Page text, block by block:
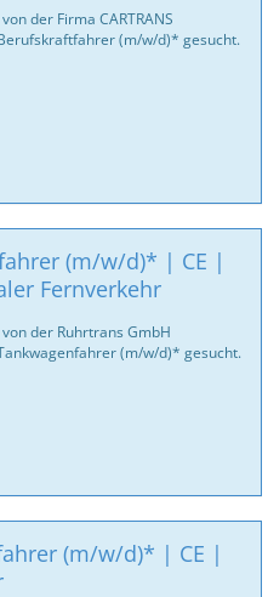
der Firma CARTRANS
(m/w/d)* gesucht.
(m/w/d)* | CE |
Fernverkehr
der Ruhrtrans GmbH
(m/w/d)* gesucht.
(m/w/d)* | CE |